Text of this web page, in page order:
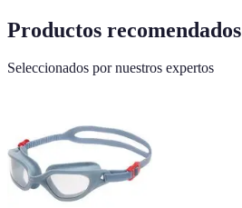
Productos recomendados
Seleccionados por nuestros expertos